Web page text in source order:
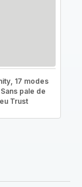
17 modes
pale de
Trust